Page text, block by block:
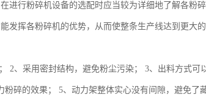
进行粉碎机设备的选配时应当较为详细地了解各粉
发挥各粉碎机的优势，从而使整条生产线达到更大
2、采用密封结构，避免粉尘污染； 3、出料方式可
碎的效果； 5、动力架整体实心没有间隙，避免了